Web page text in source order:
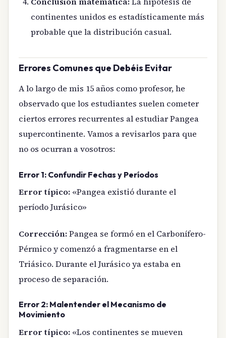
continentes unidos es estadísticamente más
probable que la distribución casual.
Errores Comunes que Debéis Evitar
A lo largo de mis 15 años como profesor, he
observado que los estudiantes suelen cometer
ciertos errores recurrentes al estudiar Pangea
supercontinente. Vamos a revisarlos para que
no os ocurran a vosotros:
Error 1: Confundir Fechas y Períodos
Error típico: «Pangea existió durante el
período Jurásico»
Corrección:Pangea se formó en el Carbonífero-
Pérmico y comenzó a fragmentarse en el
Triásico. Durante el Jurásico ya estaba en
proceso de separación.
Error 2: Malentender el Mecanismo de
Movimiento
Error típico: «Los continentes se mueven